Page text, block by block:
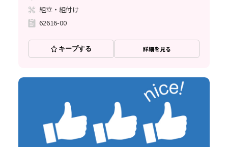
組立・組付け
62616-00
キープする 詳細を見る